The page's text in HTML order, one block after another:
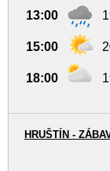
13:00
15:00
18:00
HRUŠTÍN -